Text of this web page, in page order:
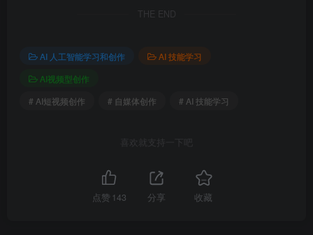
THE END
AI 人工智能学习和创作
AI 技能学习
AI视频型创作
# AI短视频创作
# 自媒体创作 # AI 技能学习
喜欢就支持一下吧
点赞 143 分享 收藏